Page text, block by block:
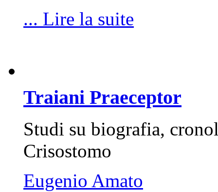
... Lire la suite
Traiani Praeceptor
Studi su biografia,
Crisostomo
Eugenio Amato